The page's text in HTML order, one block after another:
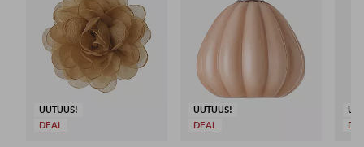
UUTUUS!
DEAL
UUTUUS!
DEAL